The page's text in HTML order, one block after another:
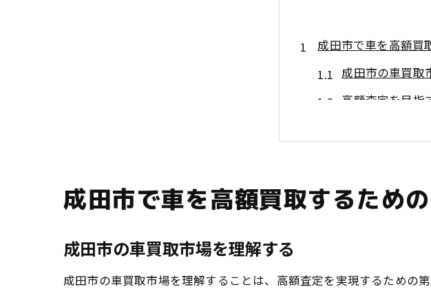
成田市で車を高額買
成田市の車買取
高額査定を目指
車の年式と走
高額買取を実現
成田市で車を高額買取するため
成田市の車買取市場を理解する
成田市の車買取市場を理解することは、高額査定を実現するための